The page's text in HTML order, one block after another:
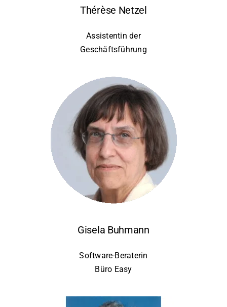
Thérèse Netzel
Assistentin der
Geschäftsführung
Gisela Buhmann
Software-Beraterin
Büro Easy